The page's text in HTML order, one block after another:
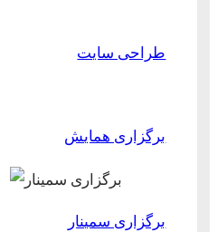
طراحی سایت
برگزاری همایش
برگزاری سمینار